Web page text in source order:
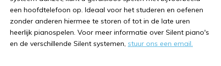
een hoofdtelefoon op. Ideaal voor het studeren en oefenen
zonder anderen hiermee te storen of tot in de late uren
heerlijk pianospelen. Voor meer informatie over Silent piano's
en de verschillende Silent systemen, stuur ons een email.